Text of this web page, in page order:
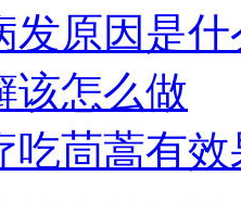
发原因是什
该怎么做
吃茼蒿有效